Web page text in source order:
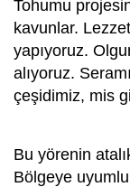
Tohumu
kavunlar.
yapıyoruz.
alıyoruz.
çeşidimiz, mis
Bu yörenin
Bölgeye